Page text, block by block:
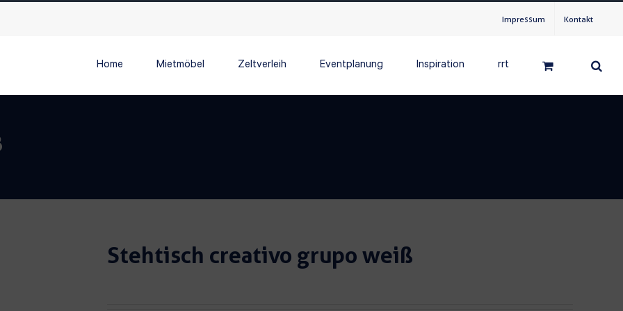
Impressum Kontakt
Home Mietmöbel Zeltverleih Eventplanung Inspiration rrt
Stehtisch creativo grupo weiß